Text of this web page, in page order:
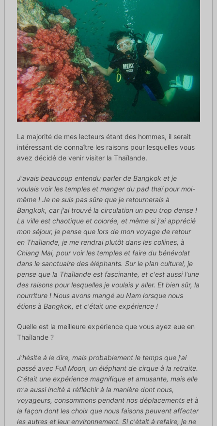
La majorité de mes lecteurs étant des hommes, il serait
intéressant de connaître les raisons pour lesquelles vous
avez décidé de venir visiter la Thaïlande.
J'avais beaucoup entendu parler de Bangkok et je
voulais voir les temples et manger du pad thaï pour moi-
même ! Je ne suis pas sûre que je retournerais à
Bangkok, car j'ai trouvé la circulation un peu trop dense !
La ville est chaotique et colorée, et même si j'ai apprécié
mon séjour, je pense que lors de mon voyage de retour
en Thaïlande, je me rendrai plutôt dans les collines, à
Chiang Mai, pour voir les temples et faire du bénévolat
dans le sanctuaire des éléphants. Sur le plan culturel, je
pense que la Thaïlande est fascinante, et c'est aussi l'une
des raisons pour lesquelles je voulais y aller. Et bien sûr, la
nourriture ! Nous avons mangé au Nam lorsque nous
étions à Bangkok, et c'était une expérience !
Quelle est la meilleure expérience que vous ayez eue en
Thaïlande ?
J'hésite à le dire, mais probablement le temps que j'ai
passé avec Full Moon, un éléphant de cirque à la retraite.
C'était une expérience magnifique et amusante, mais elle
m'a aussi incité à réfléchir à la manière dont nous,
voyageurs, consommons pendant nos déplacements et à
la façon dont les choix que nous faisons peuvent affecter
les autres et leur environnement. Si c'était à refaire, je ne